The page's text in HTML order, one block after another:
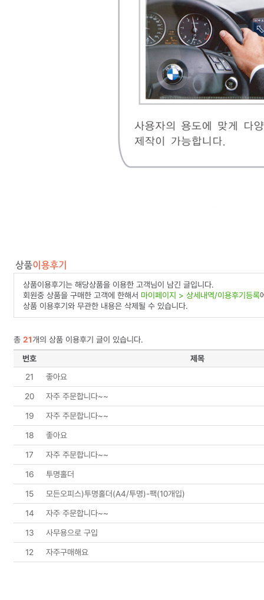
상품이용후기는 해당상품을 이용한 고객님이 남긴 글입니다.
회원중 상품을 구매한 고객에 한해서 마이페이지 > 상세내역/이용후기등록
상품 이용후기와 무관한 내용은 삭제될 수 있습니다.
총 21개의 상품 이용후기 글이 있습니다.
번호
제목
21
좋아요
20 자주 주문합니다~~
19 자주 주문합니다~~
18 좋아요
17 자주 주문합니다~~
16 투명홀더
15 모든오피스)투명홀더(A4/투명)-팩(10개입)
14 자주 주문합니다~~
13 사무용으로 구입
12 자주구매해요